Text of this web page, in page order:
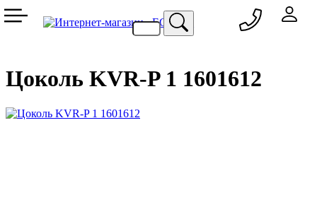
Цоколь KVR-P 1 1601612